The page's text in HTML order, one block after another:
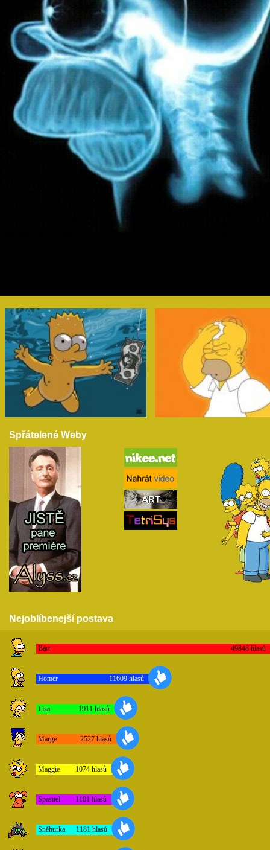
Spřátelené Weby
Nejoblíbenejší postava